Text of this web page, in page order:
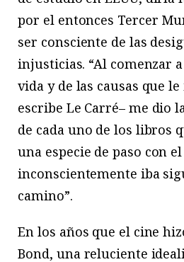
por el entonces Tercer
ser consciente de las
injusticias. “Al comenzar
vida y de las causas que
escribe Le Carré– me dio
de cada uno de los libros
una especie de paso con
inconscientemente iba
camino”.
En los años que el cine
Bond, una reluciente